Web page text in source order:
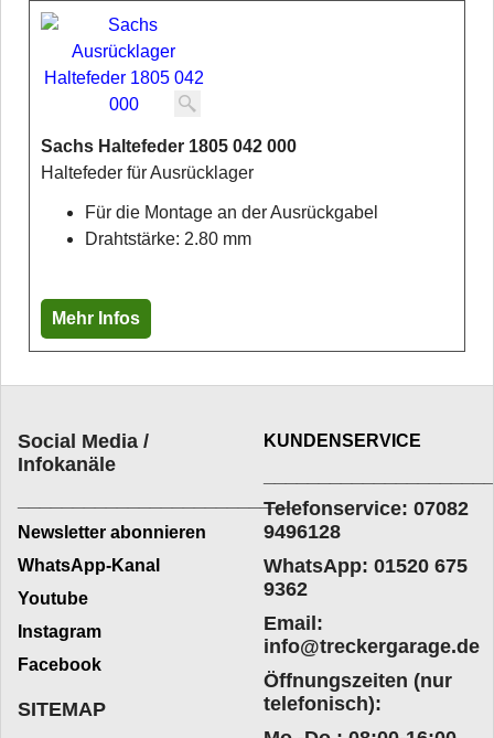
Sachs Haltefeder 1805 042 000
Haltefeder für Ausrücklager
Für die Montage an der Ausrückgabel
Drahtstärke: 2.80 mm
Mehr Infos
Social Media /
Infokanäle
_________________________
Newsletter abonnieren
WhatsApp-Kanal
Youtube
Instagram
Facebook
KUNDENSERVICE
Telefonservice: 07082
9496128
WhatsApp: 01520 675
9362
Email:
info@treckergarage.de
Öffnungszeiten (nur
telefonisch):
SITEMAP